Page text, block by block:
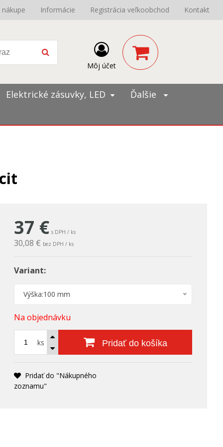
Informácie Registrácia veľkoobchod Kontakt
Môj účet
Elektrické zásuvky, LED Ďalšie
37 € s DPH / ks
30,08 € bez DPH / ks
Variant:
Výška:100 mm
Na objednávku
ks Pridať do košíka
Pridať do "Nákupného
zoznamu"